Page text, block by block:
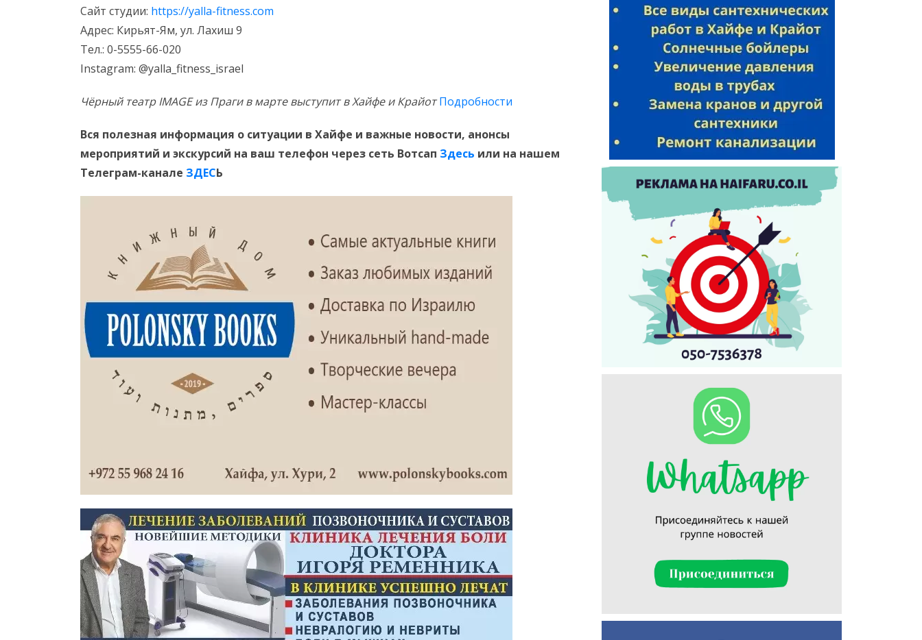
Искать
Сайт студии: https://yalla-fitness.com
Адрес: Кирьят-Ям, ул. Лахиш 9
Тел.: 0-5555-66-020
Instagram: @yalla_fitness_israel
Чёрный театр IMAGE из Праги в марте выступит в Хайфе и Крайот Подробности
Вся полезная информация о ситуации в Хайфе и важные новости, анонсы
мероприятий и экскурсий на ваш телефон через сеть Вотсап Здесь или на нашем
Телеграм-канале ЗДЕСЬ